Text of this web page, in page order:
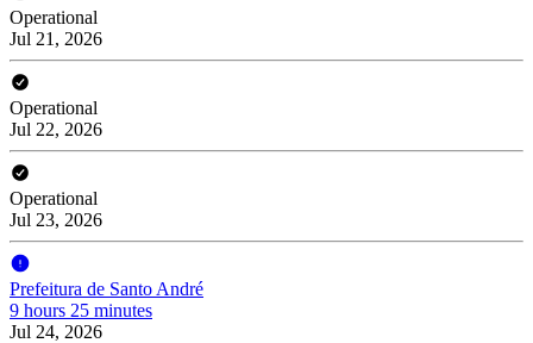
Operational
Jul 21, 2026
Operational
Jul 22, 2026
Operational
Jul 23, 2026
Prefeitura de Santo André
9 hours 25 minutes
Jul 24, 2026